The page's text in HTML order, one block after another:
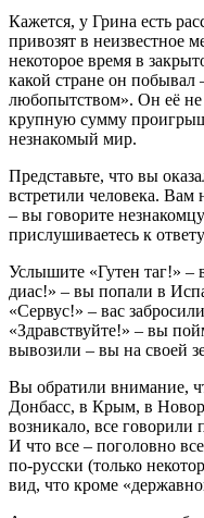
Кажется, у Грина есть
привозят в неизвестное
некоторое время в
какой стране он побывал
любопытством». Он её не
крупную сумму
незнакомый мир.
Представьте, что вы
встретили человека. Вам
– вы говорите
прислушиваетесь к
Услышите «Гутен таг!» –
диас!» – вы попали в
«Сервус!» – вас
«Здравствуйте!» – вы
вывозили – вы на своей
Вы обратили внимание,
Донбасс, в Крым, в
возникало, все говорили
И что все – поголовно
по-русски (только
вид, что кроме